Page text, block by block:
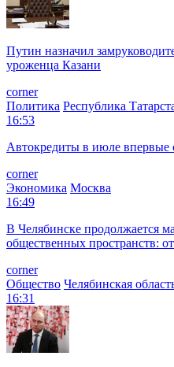
Путин назначил
уроженца Казани
corner
Политика Республика
16:53
Автокредиты в июле впервые
corner
Экономика Москва
16:49
В Челябинске продолжается
общественных пространств:
corner
Общество Челябинская
16:31